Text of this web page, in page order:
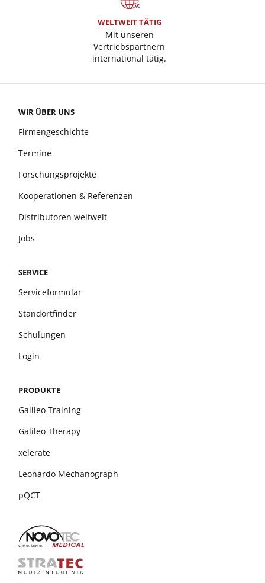
WELTWEIT TÄTIG
Mit unseren
Vertriebspartnern
international tätig.
PRODUKTE
Galileo Training
Galileo Therapy
xelerate
Leonardo Mechanograph
pQCT
SERVICE
Serviceformular
Standortfinder
Schulungen
Login
WIR ÜBER UNS
Firmengeschichte
Termine
Forschungsprojekte
Kooperationen & Referenzen
Distributoren weltweit
Jobs